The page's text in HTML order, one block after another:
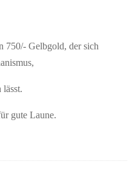
750/- Gelbgold, der sich
gute Laune.